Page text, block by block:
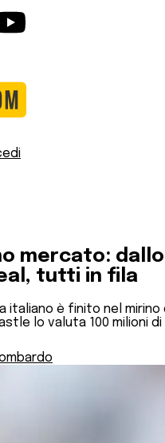
mercato:
tutti in fila
italiano è finito nel mirino
lo valuta 100 milioni di